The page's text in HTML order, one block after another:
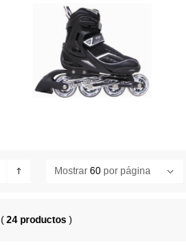
Mostrar 60 por página
(24 productos )